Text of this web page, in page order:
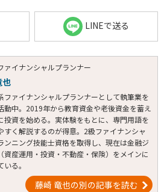
LINEで送る
ァイナンシャルプランナー
也
ファイナンシャルプランナーとして執筆業を
動中。2019年から教育資金や老後資金を蓄え
投資を始める。実体験をもとに、専門用語を
すく解説するのが得意。2級ファイナンシャ
ンニング技能士資格を取得し、現在は金融ジ
資産運用・投資・不動産・保険）をメインに
る。
藤崎 竜也の別の記事を読む